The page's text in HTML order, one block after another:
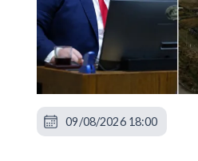
09/08/2026 18:00